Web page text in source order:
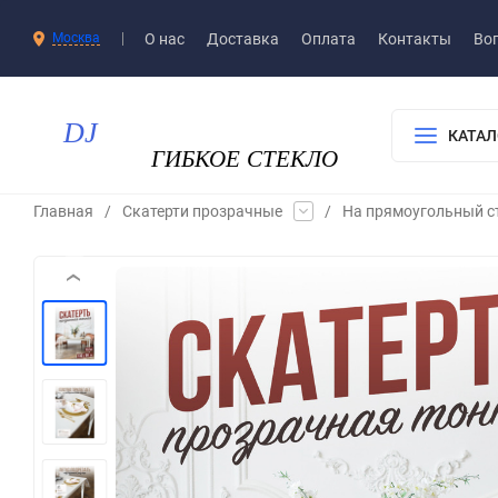
Москва О нас Доставка​ Оплата Контакты
Главная / Скатерти прозрачные / На прямоугольный
‹